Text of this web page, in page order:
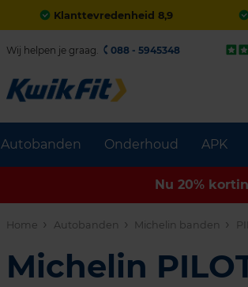
Klanttevredenheid 8,9
Autobanden Onderhoud APK
Wij helpen je graag. 088 - 5945348
Nu 20%
Home Autobanden Michelin banden
Michelin